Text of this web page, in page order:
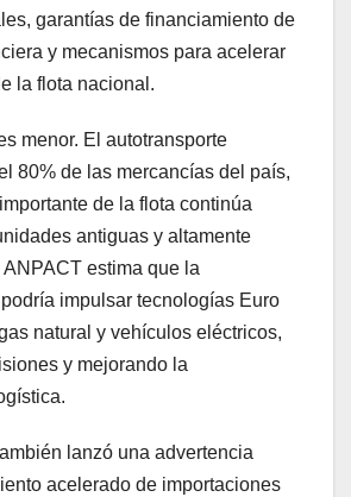
garantías de financiamiento de
y mecanismos para acelerar
la flota nacional.
menor. El autotransporte
80% de las mercancías del país,
de la flota continúa
antiguas y altamente
estima que la
impulsar tecnologías Euro
natural y vehículos eléctricos,
y mejorando la
lanzó una advertencia
acelerado de importaciones